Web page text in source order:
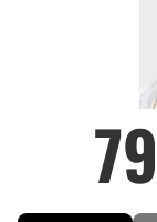
79